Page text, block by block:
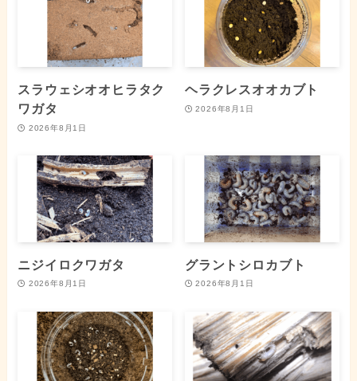
スラウェシオオヒラタク
ワガタ
2026年8月1日
ヘラクレスオオカブト
2026年8月1日
ニジイロクワガタ
2026年8月1日
グラントシロカブト
2026年8月1日